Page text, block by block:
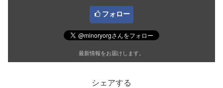
フォロー
最新情報をお届けします。
シェアする